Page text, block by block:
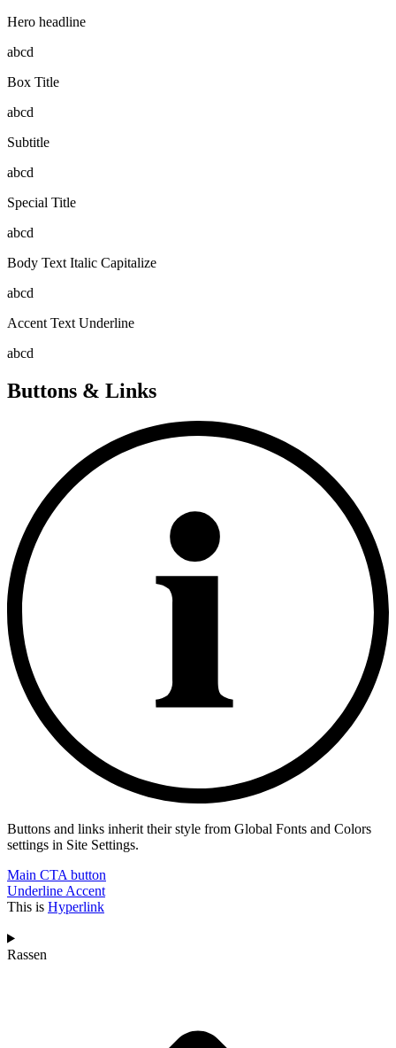
Hero headline
abcd
Box Title
abcd
Subtitle
abcd
Special Title
abcd
Body Text Italic Capitalize
abcd
Accent Text Underline
abcd
Buttons & Links
Buttons and links inherit their style from Global Fonts and Colors
settings in Site Settings.
Main CTA button
Underline Accent
This is Hyperlink
Rassen